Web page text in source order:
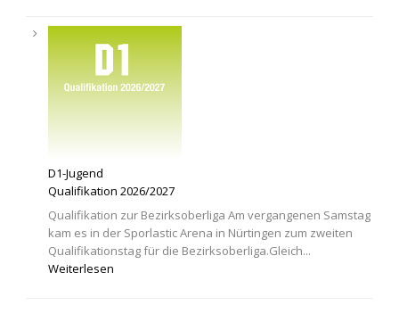
D1-Jugend
Qualifikation 2026/2027
Qualifikation zur Bezirksoberliga Am vergangenen Samstag
kam es in der Sporlastic Arena in Nürtingen zum zweiten
Qualifikationstag für die Bezirksoberliga.Gleich...
Weiterlesen